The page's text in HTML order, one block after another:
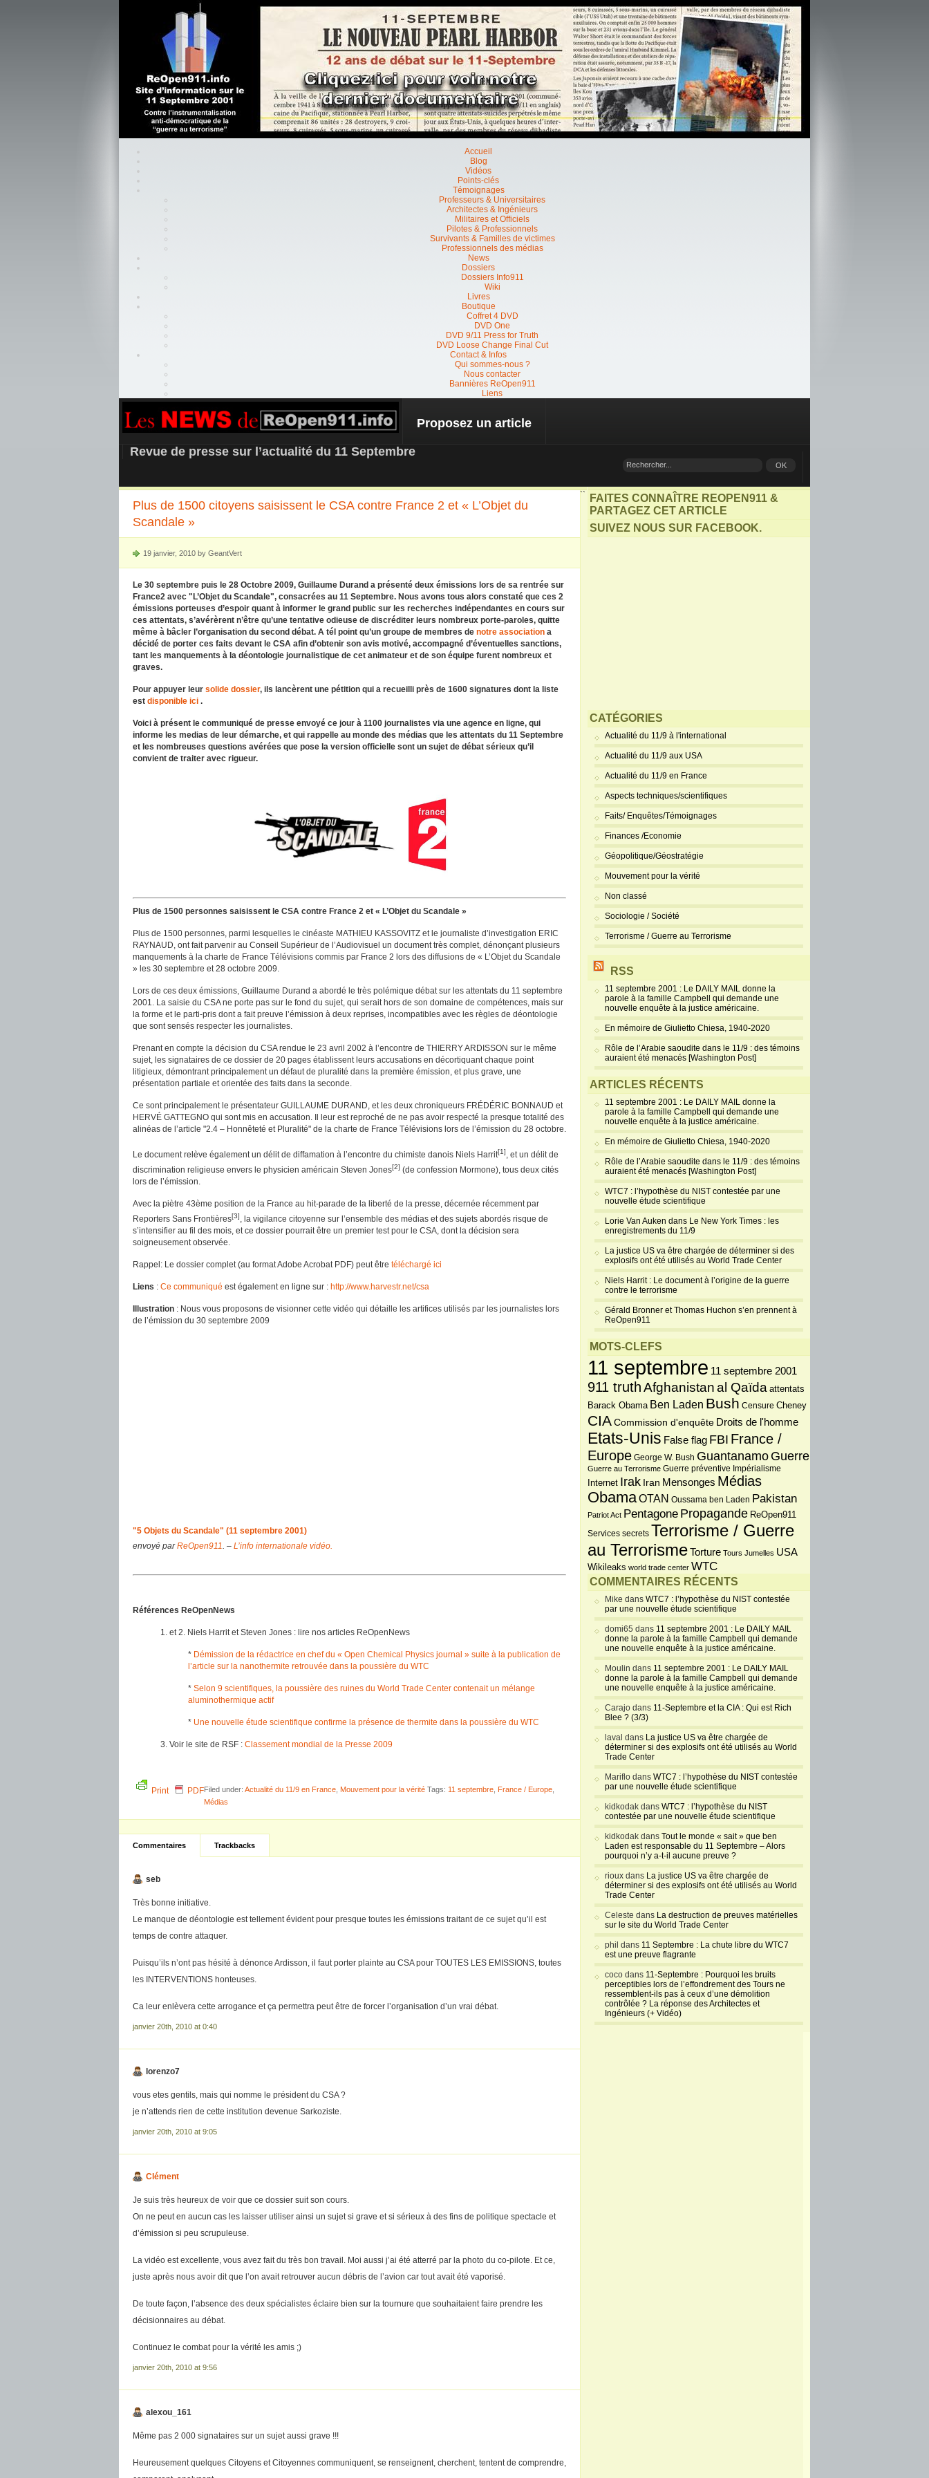
Accueil
Blog
Vidéos
Points-clés
Témoignages
Professeurs & Universitaires
Architectes & Ingénieurs
Militaires et Officiels
Pilotes & Professionnels
Survivants & Familles de victimes
Professionnels des médias
News
Dossiers
Dossiers Info911
Wiki
Livres
Boutique
Coffret 4 DVD
DVD One
DVD 9/11 Press for Truth
DVD Loose Change Final Cut
Contact & Infos
Qui sommes-nous ?
Nous contacter
Bannières ReOpen911
Liens
REOPEN911 – NEWS
Proposez un article
Revue de presse sur l’actualité du 11 Septembre
Plus de 1500 citoyens saisissent le CSA contre France 2 et « L’Objet du
Scandale »
19 janvier, 2010 by GeantVert
Le 30 septembre puis le 28 Octobre 2009, Guillaume Durand a présenté deux émissions lors de sa rentrée sur
France2 avec "L’Objet du Scandale", consacrées au 11 Septembre. Nous avons tous alors constaté que ces 2
émissions porteuses d’espoir quant à informer le grand public sur les recherches indépendantes en cours sur
ces attentats, s’avérèrent n’être qu’une tentative odieuse de discréditer leurs nombreux porte-paroles, quitte
même à bâcler l’organisation du second débat. A tél point qu’un groupe de membres de notre association a
décidé de porter ces faits devant le CSA afin d’obtenir son avis motivé, accompagné d’éventuelles sanctions,
tant les manquements à la déontologie journalistique de cet animateur et de son équipe furent nombreux et
graves.
Pour appuyer leur solide dossier, ils lancèrent une pétition qui a recueilli près de 1600 signatures dont la liste
est disponible ici .
Voici à présent le communiqué de presse envoyé ce jour à 1100 journalistes via une agence en ligne, qui
informe les medias de leur démarche, et qui rappelle au monde des médias que les attentats du 11 Septembre
et les nombreuses questions avérées que pose la version officielle sont un sujet de débat sérieux qu’il
convient de traiter avec rigueur.
Plus de 1500 personnes saisissent le CSA contre France 2 et « L’Objet du Scandale »
Plus de 1500 personnes, parmi lesquelles le cinéaste MATHIEU KASSOVITZ et le journaliste d’investigation ERIC
RAYNAUD, ont fait parvenir au Conseil Supérieur de l’Audiovisuel un document très complet, dénonçant plusieurs
manquements à la charte de France Télévisions commis par France 2 lors des diffusions de « L’Objet du Scandale
» les 30 septembre et 28 octobre 2009.
Lors de ces deux émissions, Guillaume Durand a abordé le très polémique débat sur les attentats du 11 septembre
2001. La saisie du CSA ne porte pas sur le fond du sujet, qui serait hors de son domaine de compétences, mais sur
la forme et le parti-pris dont a fait preuve l’émission à deux reprises, incompatibles avec les règles de déontologie
que sont sensés respecter les journalistes.
Prenant en compte la décision du CSA rendue le 23 avril 2002 à l’encontre de THIERRY ARDISSON sur le même
sujet, les signataires de ce dossier de 20 pages établissent leurs accusations en décortiquant chaque point
litigieux, démontrant principalement un défaut de pluralité dans la première émission, et plus grave, une
présentation partiale et orientée des faits dans la seconde.
Ce sont principalement le présentateur GUILLAUME DURAND, et les deux chroniqueurs FRÉDÉRIC BONNAUD et
HERVÉ GATTEGNO qui sont mis en accusation. Il leur est reproché de ne pas avoir respecté la presque totalité des
alinéas de l’article "2.4 – Honnêteté et Pluralité" de la charte de France Télévisions lors de l’émission du 28 octobre.
Le document relève également un délit de diffamation à l’encontre du chimiste danois Niels Harrit[1], et un délit de
discrimination religieuse envers le physicien américain Steven Jones[2] (de confession Mormone), tous deux cités
lors de l’émission.
Avec la piètre 43ème position de la France au hit-parade de la liberté de la presse, décernée récemment par
Reporters Sans Frontières[3], la vigilance citoyenne sur l’ensemble des médias et des sujets abordés risque de
s’intensifier au fil des mois, et ce dossier pourrait être un premier test pour le CSA, dont la décision sera
soigneusement observée.
Rappel: Le dossier complet (au format Adobe Acrobat PDF) peut être téléchargé ici
Liens : Ce communiqué est également en ligne sur : http://www.harvestr.net/csa
Illustration : Nous vous proposons de visionner cette vidéo qui détaille les artifices utilisés par les journalistes lors
de l’émission du 30 septembre 2009
"5 Objets du Scandale" (11 septembre 2001)
envoyé parReOpen911. – L’info internationale vidéo.
Références ReOpenNews
1. et 2. Niels Harrit et Steven Jones : lire nos articles ReOpenNews
* Démission de la rédactrice en chef du « Open Chemical Physics journal » suite à la publication de
l’article sur la nanothermite retrouvée dans la poussière du WTC
* Selon 9 scientifiques, la poussière des ruines du World Trade Center contenait un mélange
aluminothermique actif
* Une nouvelle étude scientifique confirme la présence de thermite dans la poussière du WTC
3. Voir le site de RSF : Classement mondial de la Presse 2009
Print PDFFiled under: Actualité du 11/9 en France Mouvement pour la vérité Tags: 11 septembre France / Europe
Médias
Commentaires Trackbacks
seb
Très bonne initiative.
Le manque de déontologie est tellement évident pour presque toutes les émissions traitant de ce sujet qu’il est
temps de contre attaquer.
Puisqu’ils n’ont pas hésité à dénonce Ardisson, il faut porter plainte au CSA pour TOUTES LES EMISSIONS, toutes
les INTERVENTIONS honteuses.
Ca leur enlèvera cette arrogance et ça permettra peut être de forcer l’organisation d’un vrai débat.
janvier 20th, 2010 at 0:40
lorenzo7
vous etes gentils, mais qui nomme le président du CSA ?
je n’attends rien de cette institution devenue Sarkoziste.
janvier 20th, 2010 at 9:05
Clément
Je suis très heureux de voir que ce dossier suit son cours.
On ne peut en aucun cas les laisser utiliser ainsi un sujet si grave et si sérieux à des fins de politique spectacle et
d’émission si peu scrupuleuse.
La vidéo est excellente, vous avez fait du très bon travail. Moi aussi j’ai été atterré par la photo du co-pilote. Et ce,
juste après nous avoir dit que l’on avait retrouver aucun débris de l’avion car tout avait été vaporisé.
De toute façon, l’absence des deux spécialistes éclaire bien sur la tournure que souhaitaient faire prendre les
décisionnaires au débat.
Continuez le combat pour la vérité les amis ;)
janvier 20th, 2010 at 9:56
alexou_161
Même pas 2 000 signataires sur un sujet aussi grave !!!
Heureusement quelques Citoyens et Citoyennes communiquent, se renseignent, cherchent, tentent de comprendre,
``
FAITES CONNAÎTRE REOPEN911 &
PARTAGEZ CET ARTICLE
SUIVEZ NOUS SUR FACEBOOK.
CATÉGORIES
Actualité du 11/9 à l'international
Actualité du 11/9 aux USA
Actualité du 11/9 en France
Aspects techniques/scientifiques
Faits/ Enquêtes/Témoignages
Finances /Economie
Géopolitique/Géostratégie
Mouvement pour la vérité
Non classé
Sociologie / Société
Terrorisme / Guerre au Terrorisme
RSS
11 septembre 2001 : Le DAILY MAIL donne la
parole à la famille Campbell qui demande une
nouvelle enquête à la justice américaine.
En mémoire de Giulietto Chiesa, 1940-2020
Rôle de l’Arabie saoudite dans le 11/9 : des témoins
auraient été menacés [Washington Post]
ARTICLES RÉCENTS
11 septembre 2001 : Le DAILY MAIL donne la
parole à la famille Campbell qui demande une
nouvelle enquête à la justice américaine.
En mémoire de Giulietto Chiesa, 1940-2020
Rôle de l’Arabie saoudite dans le 11/9 : des témoins
auraient été menacés [Washington Post]
WTC7 : l’hypothèse du NIST contestée par une
nouvelle étude scientifique
Lorie Van Auken dans Le New York Times : les
enregistrements du 11/9
La justice US va être chargée de déterminer si des
explosifs ont été utilisés au World Trade Center
Niels Harrit : Le document à l’origine de la guerre
contre le terrorisme
Gérald Bronner et Thomas Huchon s’en prennent à
ReOpen911
MOTS-CLEFS
11 septembre 11 septembre 2001
911 truthAfghanistanal Qaïda attentats
Barack Obama Ben Laden Bush Censure Cheney
CIA Commission d'enquête Droits de l'homme
Etats-Unis False flag FBI France /
Europe George W. Bush Guantanamo Guerre
Guerre au Terrorisme Guerre préventive Impérialisme
Internet Irak Iran Mensonges Médias
ObamaOTAN Oussama ben Laden Pakistan
Patriot Act Pentagone Propagande ReOpen911
Services secrets Terrorisme / Guerre
au TerrorismeTorture Tours Jumelles USA
Wikileaks world trade center WTC
COMMENTAIRES RÉCENTS
Mike dans WTC7 : l’hypothèse du NIST contestée
par une nouvelle étude scientifique
domi65 dans 11 septembre 2001 : Le DAILY MAIL
donne la parole à la famille Campbell qui demande
une nouvelle enquête à la justice américaine.
Moulin dans 11 septembre 2001 : Le DAILY MAIL
donne la parole à la famille Campbell qui demande
une nouvelle enquête à la justice américaine.
Carajo dans 11-Septembre et la CIA : Qui est Rich
Blee ? (3/3)
laval dans La justice US va être chargée de
déterminer si des explosifs ont été utilisés au World
Trade Center
Mariflo dans WTC7 : l’hypothèse du NIST contestée
par une nouvelle étude scientifique
kidkodak dans WTC7 : l’hypothèse du NIST
contestée par une nouvelle étude scientifique
kidkodak dans Tout le monde « sait » que ben
Laden est responsable du 11 Septembre – Alors
pourquoi n’y a-t-il aucune preuve ?
rioux dans La justice US va être chargée de
déterminer si des explosifs ont été utilisés au World
Trade Center
Celeste dans La destruction de preuves matérielles
sur le site du World Trade Center
phil dans 11 Septembre : La chute libre du WTC7
est une preuve flagrante
coco dans 11-Septembre : Pourquoi les bruits
perceptibles lors de l’effondrement des Tours ne
ressemblent-ils pas à ceux d’une démolition
contrôlée ? La réponse des Architectes et
Ingénieurs (+ Vidéo)